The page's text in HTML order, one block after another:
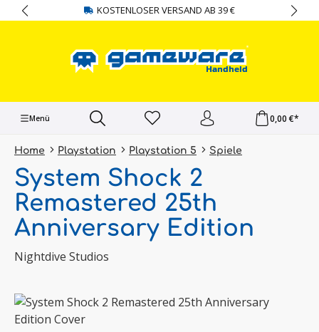
springen KOSTENLOSER VERSAND AB 39 €
Menü 0,00 €*
Home Playstation Playstation 5 Spiele
System Shock 2
Remastered 25th
Anniversary Edition
Nightdive Studios
Bildergalerie überspringen